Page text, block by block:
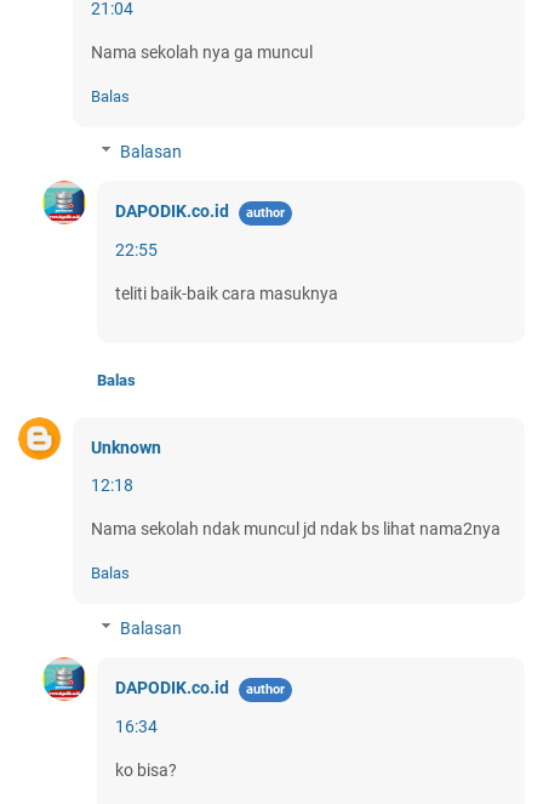
21:04
Nama sekolah nya ga muncul
Balas
Balasan
DAPODIK.co.id
22:55
teliti baik-baik cara masuknya
Balas
Unknown
12:18
Nama sekolah ndak muncul jd ndak bs lihat nama2nya
Balas
Balasan
DAPODIK.co.id
16:34
ko bisa?